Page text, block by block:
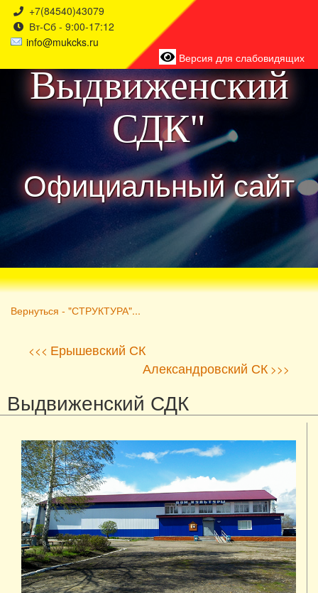
+7(84540)43079
Вт-Сб - 9:00-17:12
info@mukcks.ru
Версия для слабовидящих
района
Выдвиженский
СДК"
Официальный сайт
Вернуться - "СТРУКТУРА"...
<<< Ерышевский СК
Александровский СК >>>
Выдвиженский СДК